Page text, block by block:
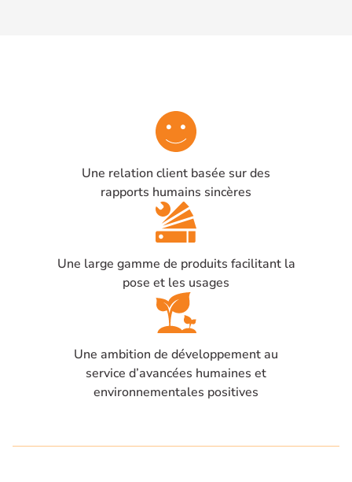
Une relation client basée sur des
rapports humains sincères
Une large gamme de produits facilitant la
pose et les usages
Une ambition de développement au
service d’avancées humaines et
environnementales positives